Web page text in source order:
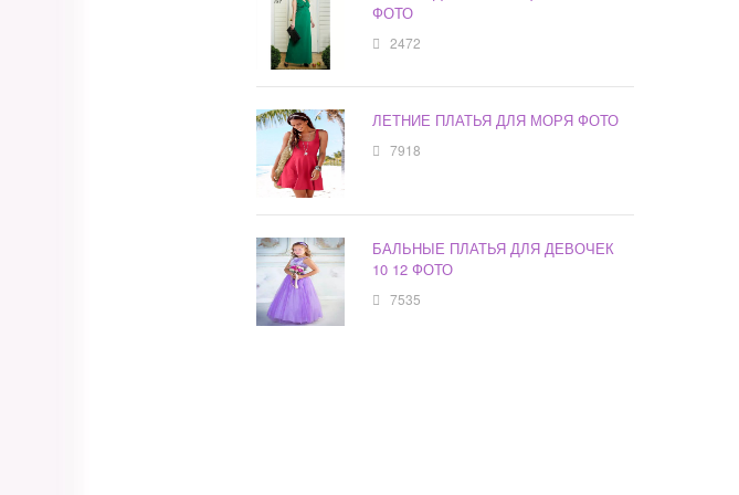
ФОТО
2472
ЛЕТНИЕ ПЛАТЬЯ ДЛЯ МОРЯ ФОТО
7918
БАЛЬНЫЕ ПЛАТЬЯ ДЛЯ ДЕВОЧЕК
10 12 ФОТО
7535